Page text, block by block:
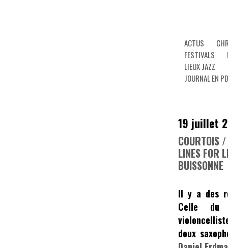
ACTUS
FESTIVALS
LIEUX JAZZ
JOURNAL EN
19 juillet
COURTOIS
LINES FOR
BUISSONNE
Il y a des
Celle
deux